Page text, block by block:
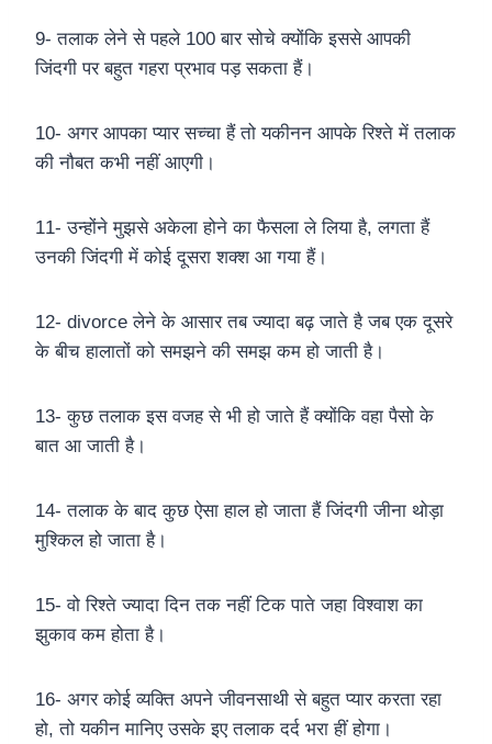
9- तलाक लेने से पहले 100 बार सोचे क्योंकि इससे आपकी
जिंदगी पर बहुत गहरा प्रभाव पड़ सकता हैं।
10- अगर आपका प्यार सच्चा हैं तो यकीनन आपके रिश्ते में तलाक
की नौबत कभी नहीं आएगी।
11- उन्होंने मुझसे अकेला होने का फैसला ले लिया है, लगता हैं
उनकी जिंदगी में कोई दूसरा शक्श आ गया हैं।
12- divorce लेने के आसार तब ज्यादा बढ़ जाते है जब एक दूसरे
के बीच हालातों को समझने की समझ कम हो जाती है।
13- कुछ तलाक इस वजह से भी हो जाते हैं क्योंकि वहा पैसो के
बात आ जाती है।
14- तलाक के बाद कुछ ऐसा हाल हो जाता हैं जिंदगी जीना थोड़ा
मुश्किल हो जाता है।
15- वो रिश्ते ज्यादा दिन तक नहीं टिक पाते जहा विश्वाश का
झुकाव कम होता है।
16- अगर कोई व्यक्ति अपने जीवनसाथी से बहुत प्यार करता रहा
हो, तो यकीन मानिए उसके इए तलाक दर्द भरा हीं होगा।